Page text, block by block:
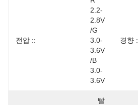
전압 ::
2.2-
2.8V
/G
3.0-
3.6V
/B
3.0-
3.6V
경향
빨